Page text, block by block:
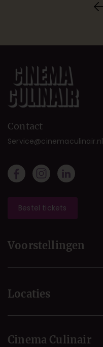
Contact
Service@cinemaculinair.nl
Bestel tickets
Voorstellingen
Locaties
Cinema Culinair